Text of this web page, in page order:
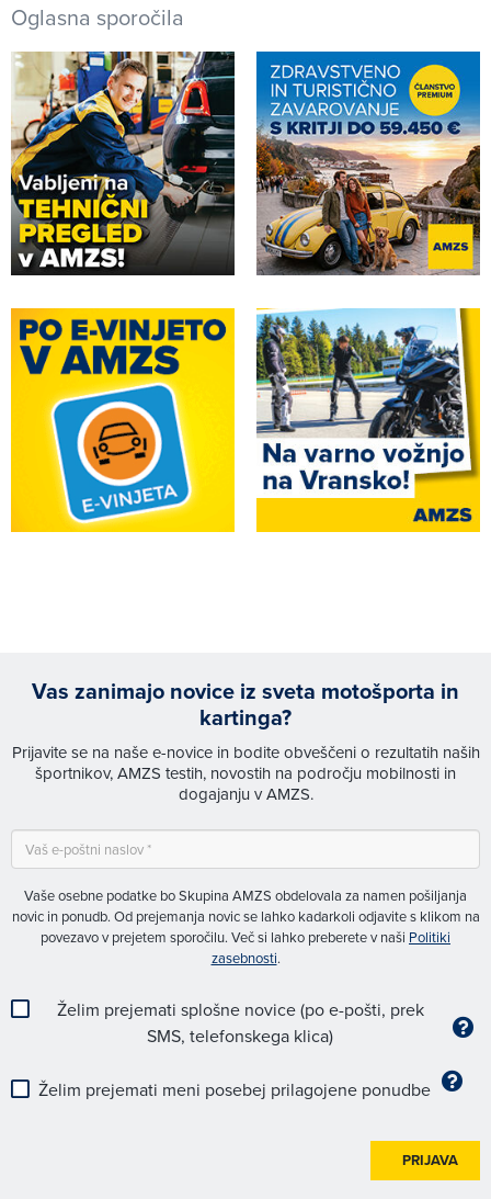
Oglasna sporočila
Vas zanimajo novice iz sveta motošporta in
kartinga?
Prijavite se na naše e-novice in bodite obveščeni o rezultatih naših
športnikov, AMZS testih, novostih na področju mobilnosti in
dogajanju v AMZS.
Vaše osebne podatke bo Skupina AMZS obdelovala za namen pošiljanja
novic in ponudb. Od prejemanja novic se lahko kadarkoli odjavite s klikom na
povezavo v prejetem sporočilu. Več si lahko preberete v naši Politiki
zasebnosti.
Želim prejemati splošne novice (po e-pošti, prek
SMS, telefonskega klica)
Želim prejemati meni posebej prilagojene ponudbe
PRIJAVA